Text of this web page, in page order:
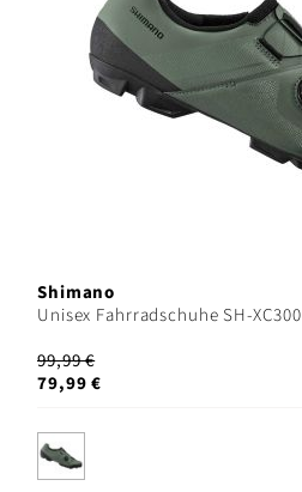
Shimano
Unisex Fahrradschuhe SH-XC300
99,99 €
79,99 €